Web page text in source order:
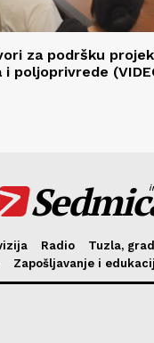
za podršku
poljoprivrede
Radio Tuzla,
Zapošljavanje i